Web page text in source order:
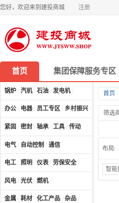
您好，欢迎来到建投商城 注册
首页 集团保障服务专区
锅炉 / 汽机/ 石油 / 发电机/
办公 / 电器 / 员工专区 / 乡村振兴 / 计算机及
紧固 / 密封 / 轴承 / 工具 / 传动
电气 / 自动控制 / 通信
电工 / 照明 / 仪表 / 劳保安全 /
风电 / 光伏 / 燃机/
金属 / 耗材 / 化工产品 / 杂品 /
首页
筛选
布局:
智能